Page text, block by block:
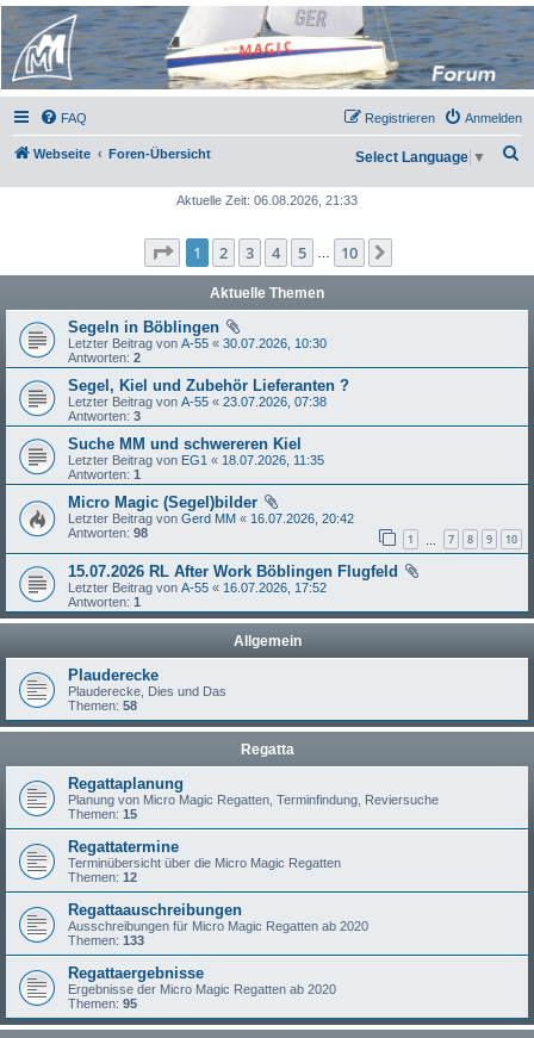
Micro Magic Forum
Deutschland
FAQ Anmelden
Registrieren
Webseite Foren-Übersicht Select Language ▼
Aktuelle Zeit: 06.08.2026, 21:33
Seite 1von 10
1 2 3 4 5 10
Aktuelle Themen
Segeln in Böblingen
Letzter Beitrag von A-55 « 30.07.2026, 10:30
Antworten: 2
Segel, Kiel und Zubehör Lieferanten ?
Letzter Beitrag von A-55 « 23.07.2026, 07:38
Antworten: 3
Suche MM und schwereren Kiel
Letzter Beitrag von EG1 « 18.07.2026, 11:35
Antworten: 1
Micro Magic (Segel)bilder
Letzter Beitrag von Gerd MM « 16.07.2026, 20:42
Antworten: 98 1 7 8 9 10
15.07.2026 RL After Work Böblingen Flugfeld
Letzter Beitrag von A-55 « 16.07.2026, 17:52
Antworten: 1
Allgemein
Plauderecke
Plauderecke, Dies und Das
Themen: 58
Regatta
Regattaplanung
Planung von Micro Magic Regatten, Terminfindung, Reviersuche
Themen: 15
Regattatermine
Terminübersicht über die Micro Magic Regatten
Themen: 12
Regattaauschreibungen
Ausschreibungen für Micro Magic Regatten ab 2020
Themen: 133
Regattaergebnisse
Ergebnisse der Micro Magic Regatten ab 2020
Themen: 95